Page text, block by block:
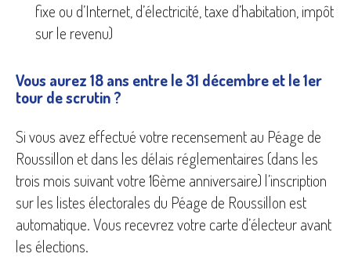
fixe ou d’Internet, d’électricité, taxe d’habitation, impôt
sur le revenu)
Vous aurez 18 ans entre le 31 décembre et le 1er
tour de scrutin ?
Si vous avez effectué votre recensement au Péage de
Roussillon et dans les délais réglementaires (dans les
trois mois suivant votre 16ème anniversaire) l’inscription
sur les listes électorales du Péage de Roussillon est
automatique. Vous recevrez votre carte d’électeur avant
les élections.